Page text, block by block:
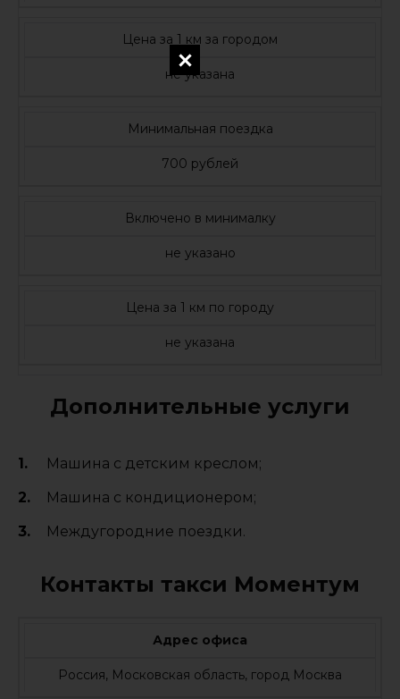
Цена за 1 км за городом
не указана
Минимальная поездка
700 рублей
Включено в минималку
не указано
Цена за 1 км по городу
не указана
Дополнительные услуги
Машина с детским креслом;
Машина с кондиционером;
Междугородние поездки.
Контакты такси Моментум
Адрес офиса
Россия, Московская область, город Москва